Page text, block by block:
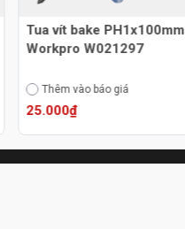
Tua vít bake PH1x100mm
Workpro W021297
Thêm vào báo giá
25.000₫